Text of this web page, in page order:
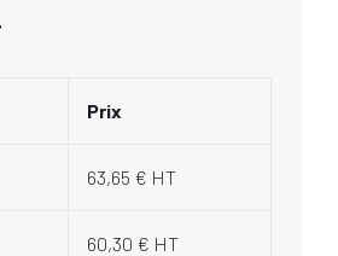
Prix
63,65 € HT
60,30 € HT